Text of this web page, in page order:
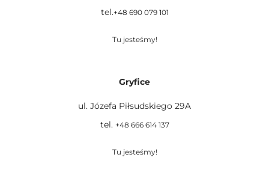
tel.+48 690 079 101
Tu jesteśmy!
Gryfice
ul. Józefa Piłsudskiego 29A
tel. +48 666 614 137
Tu jesteśmy!